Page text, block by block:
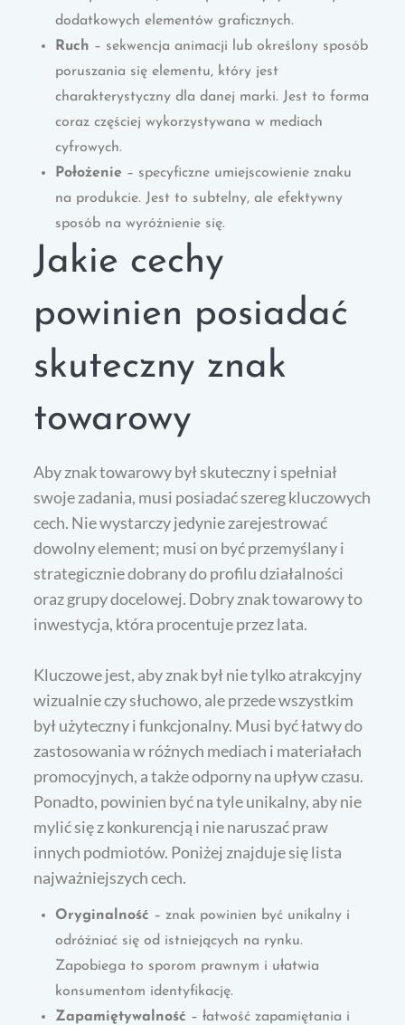
dodatkowych elementów graficznych.
Ruch – sekwencja animacji lub określony sposób
poruszania się elementu, który jest
charakterystyczny dla danej marki. Jest to forma
coraz częściej wykorzystywana w mediach
cyfrowych.
Położenie – specyficzne umiejscowienie znaku
na produkcie. Jest to subtelny, ale efektywny
sposób na wyróżnienie się.
Jakie cechy
powinien posiadać
skuteczny znak
towarowy
Aby znak towarowy był skuteczny i spełniał
swoje zadania, musi posiadać szereg kluczowych
cech. Nie wystarczy jedynie zarejestrować
dowolny element; musi on być przemyślany i
strategicznie dobrany do profilu działalności
oraz grupy docelowej. Dobry znak towarowy to
inwestycja, która procentuje przez lata.
Kluczowe jest, aby znak był nie tylko atrakcyjny
wizualnie czy słuchowo, ale przede wszystkim
był użyteczny i funkcjonalny. Musi być łatwy do
zastosowania w różnych mediach i materiałach
promocyjnych, a także odporny na upływ czasu.
Ponadto, powinien być na tyle unikalny, aby nie
mylić się z konkurencją i nie naruszać praw
innych podmiotów. Poniżej znajduje się lista
najważniejszych cech.
Oryginalność – znak powinien być unikalny i
odróżniać się od istniejących na rynku.
Zapobiega to sporom prawnym i ułatwia
konsumentom identyfikację.
Zapamiętywalność – łatwość zapamiętania i